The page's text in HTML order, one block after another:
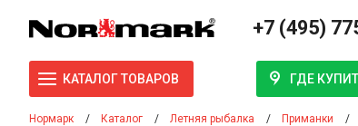
+7 (495)
КАТАЛОГ ТОВАРОВ ГДЕ
Нормарк Каталог Летняя рыбалка Приманки